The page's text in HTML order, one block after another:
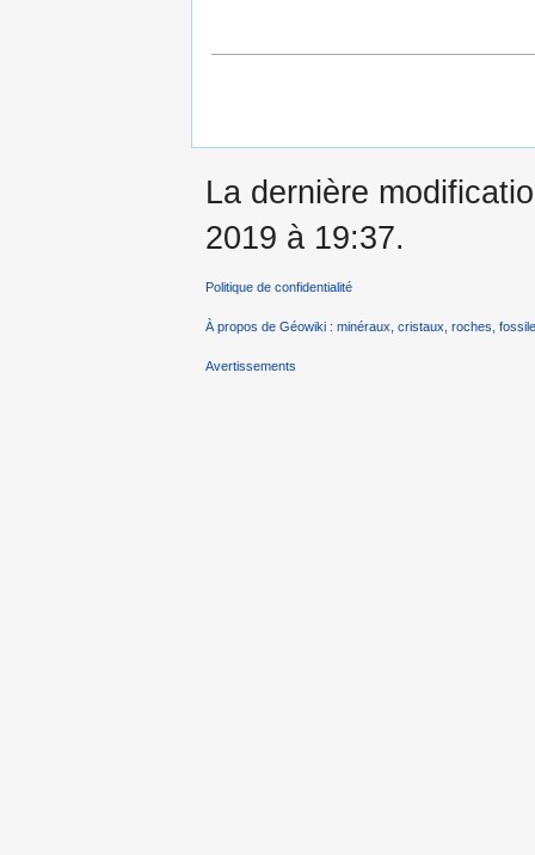
La dernière
2019 à 19:37.
Politique de confidentialité
À propos de Géowiki : minéraux, cristaux, roches,
Avertissements